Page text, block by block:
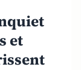
et